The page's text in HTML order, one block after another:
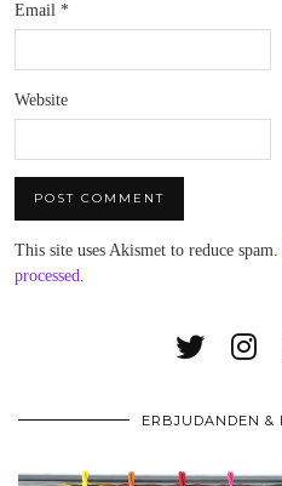
Email *
Website
This site uses Akismet to reduce spam.
processed
ERBJUDANDEN &